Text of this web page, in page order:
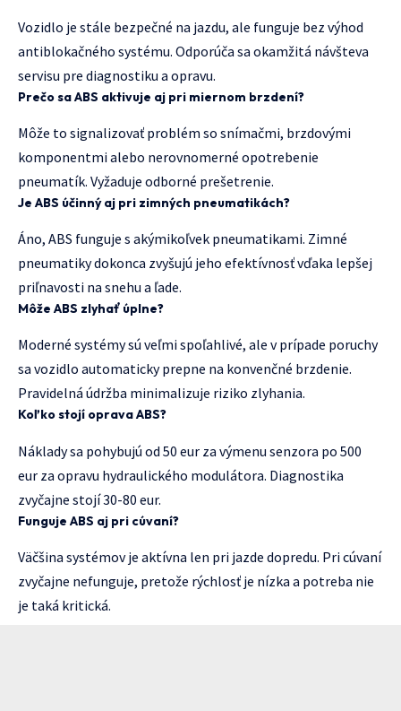
Vozidlo je stále bezpečné na jazdu, ale funguje bez výhod
antiblokačného systému. Odporúča sa okamžitá návšteva
servisu pre diagnostiku a opravu.
Prečo sa ABS aktivuje aj pri miernom brzdení?
Môže to signalizovať problém so snímačmi, brzdovými
komponentmi alebo nerovnomerné opotrebenie
pneumatík. Vyžaduje odborné prešetrenie.
Je ABS účinný aj pri zimných pneumatikách?
Áno, ABS funguje s akýmikoľvek pneumatikami. Zimné
pneumatiky dokonca zvyšujú jeho efektívnosť vďaka lepšej
priľnavosti na snehu a ľade.
Môže ABS zlyhať úplne?
Moderné systémy sú veľmi spoľahlivé, ale v prípade poruchy
sa vozidlo automaticky prepne na konvenčné brzdenie.
Pravidelná údržba minimalizuje riziko zlyhania.
Koľko stojí oprava ABS?
Náklady sa pohybujú od 50 eur za výmenu senzora po 500
eur za opravu hydraulického modulátora. Diagnostika
zvyčajne stojí 30-80 eur.
Funguje ABS aj pri cúvaní?
Väčšina systémov je aktívna len pri jazde dopredu. Pri cúvaní
zvyčajne nefunguje, pretože rýchlosť je nízka a potreba nie
je taká kritická.